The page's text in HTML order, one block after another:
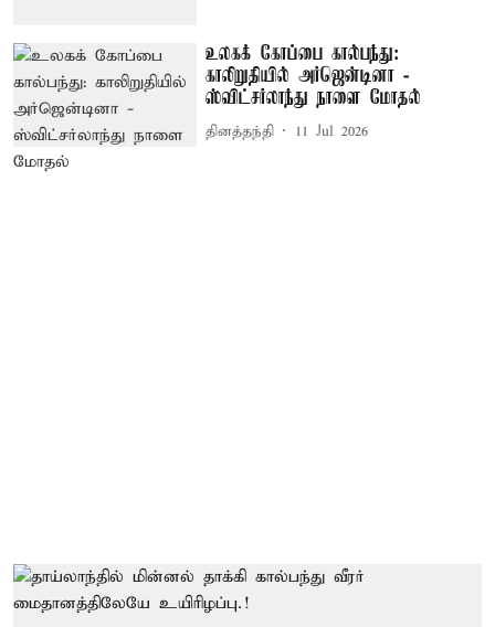
உலகக் கோப்பை கால்பந்து:
காலிறுதியில் அர்ஜென்டினா -
ஸ்விட்சர்லாந்து நாளை மோதல்
தினத்தந்தி 11 Jul 2026